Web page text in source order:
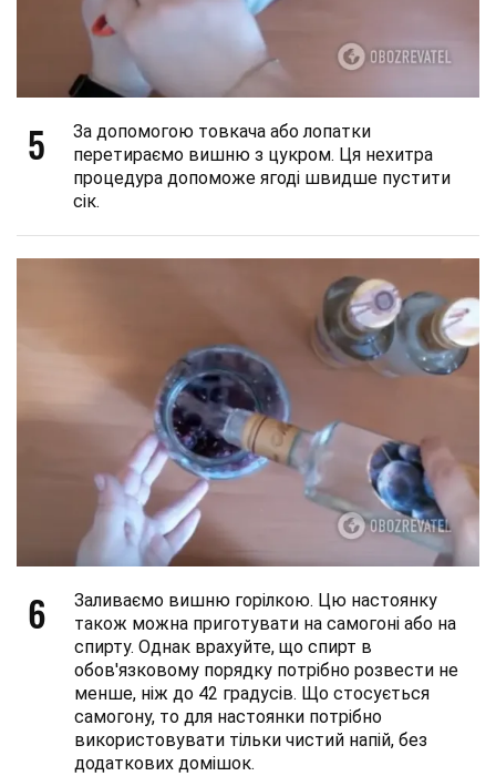
5
За допомогою товкача або лопатки
перетираємо вишню з цукром. Ця нехитра
процедура допоможе ягоді швидше пустити
сік.
6
Заливаємо вишню горілкою. Цю настоянку
також можна приготувати на самогоні або на
спирту. Однак врахуйте, що спирт в
обов'язковому порядку потрібно розвести не
менше, ніж до 42 градусів. Що стосується
самогону, то для настоянки потрібно
використовувати тільки чистий напій, без
додаткових домішок.